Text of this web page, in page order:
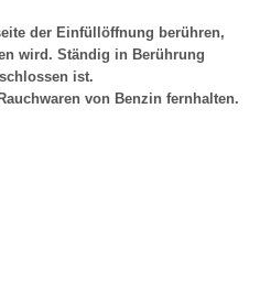
der Einfüllöffnung berühren,
wird. Ständig in Berührung
ist.
von Benzin fernhalten.